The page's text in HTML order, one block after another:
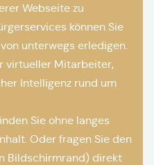
Webseite zu
können Sie
unterwegs erledigen.
virtueller Mitarbeiter,
Intelligenz rund um
Sie ohne langes
Oder fragen Sie den
Bildschirmrand) direkt